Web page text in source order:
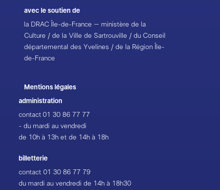
avec le soutien de
la DRAC Île-de-France – ministère de la
Culture / de la Ville de Sartrouville / du Conseil
départemental des Yvelines / de la Région Île-
de-France
Mentions légales
administration
contact01 30 86 77 77
- du mardi au vendredi
de 10h à 13h et de 14h à 18h
billetterie
contact01 30 86 77 79
du mardi au vendredi de 14h à 18h30